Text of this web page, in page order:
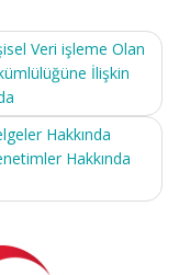
Veri işleme Olan
İlişkin
Hakkında
Hakkında